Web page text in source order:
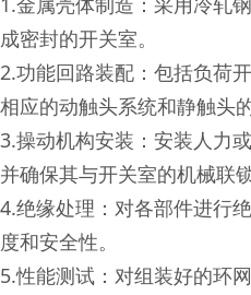
成密封的开关室。
2.功能回路装配：包括负荷
相应的动触头系统和静触头的
3.操动机构安装：安装人力
并确保其与开关室的机械联锁
4.绝缘处理：对各部件进行
度和安全性。
5.性能测试：对组装好的环